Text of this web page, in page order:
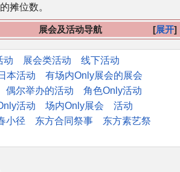
摊位数。
展开
展会及活动导航
动 展会类活动
线下活动
本活动
有场内Only展会的展会
偶尔举办的活动
角色Only活动
活动 场内Only展会
活动
小径 东方合同祭事
东方素艺祭